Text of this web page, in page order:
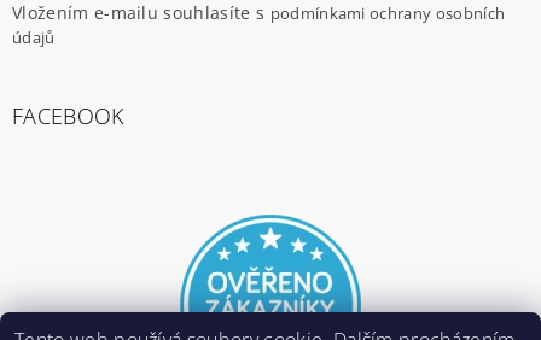
Vložením e-mailu souhlasíte s podmínkami ochrany osobních
údajů
FACEBOOK